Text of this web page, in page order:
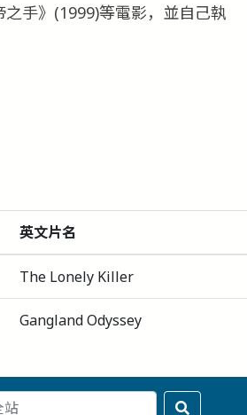
手》(1999)等電影，並自己執
英文片名
The Lonely Killer
Gangland Odyssey